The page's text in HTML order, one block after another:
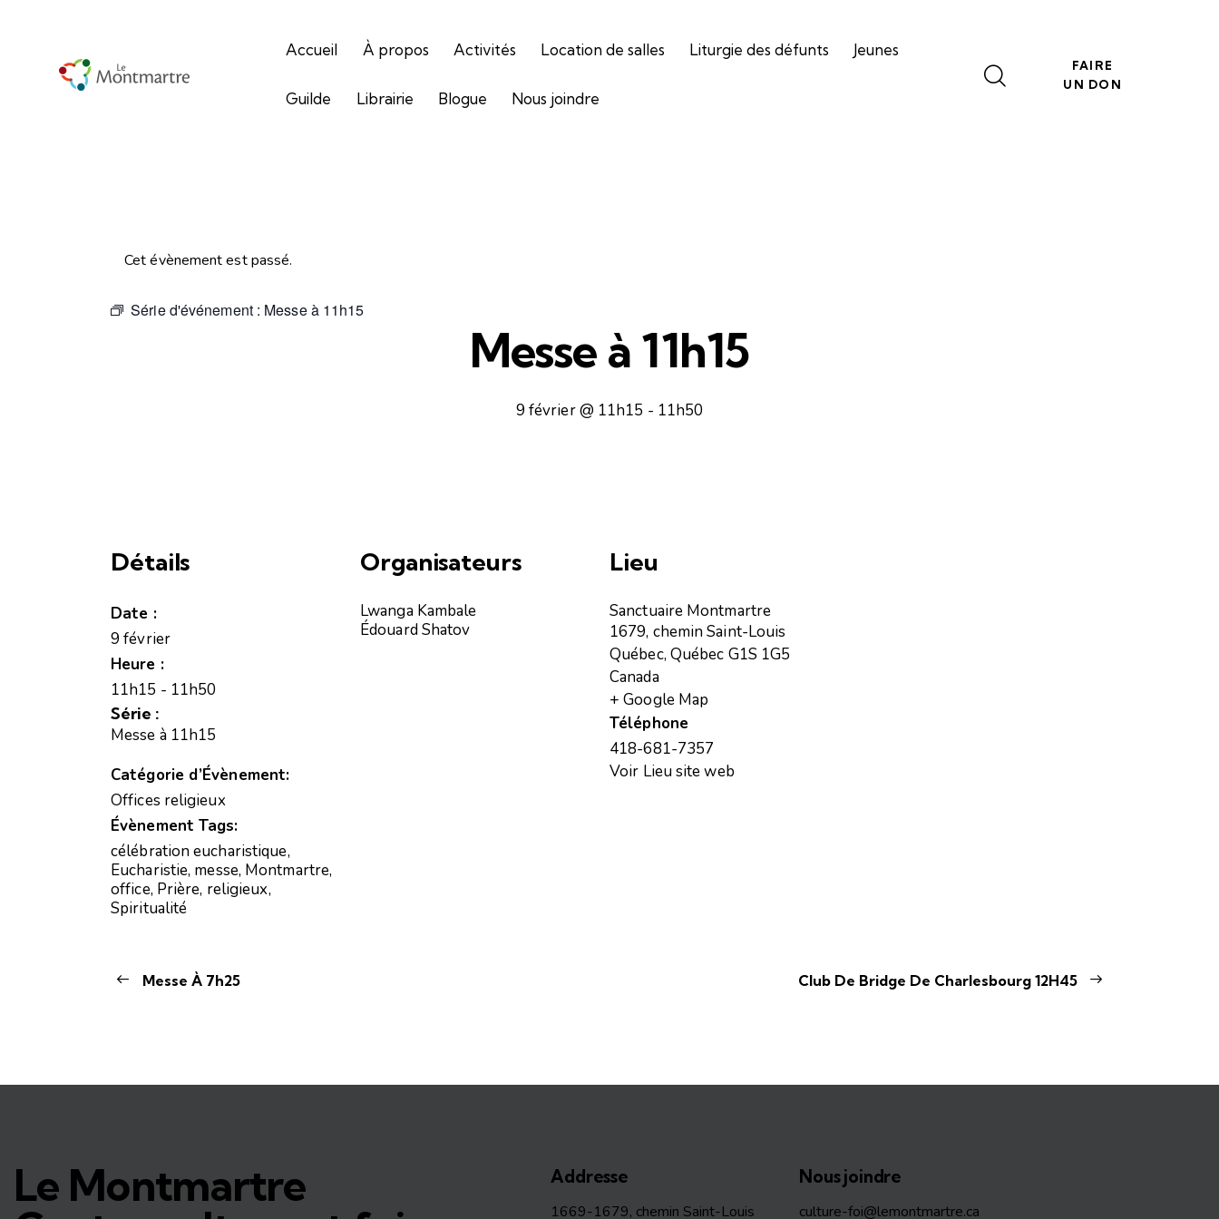
Accueil À propos Activités Location de salles Liturgie des défunts Jeunes
Guilde Librairie Blogue Nous joindre
FAIRE
UN DON
Cet évènement est passé.
Série d'événement : Messe à 11h15
Messe à 11h15
9 février @ 11h15 - 11h50
Détails
Date :
9 février
Heure :
11h15 - 11h50
Série :
Messe à 11h15
Catégorie d’Évènement:
Offices religieux
Évènement Tags:
célébration eucharistique,
Eucharistie, messe, Montmartre,
office, Prière, religieux,
Spiritualité
Organisateurs
Lwanga Kambale
Édouard Shatov
Lieu
Sanctuaire Montmartre
1679, chemin Saint-Louis
Québec, Québec G1S 1G5
Canada
+ Google Map
Téléphone
418-681-7357
Voir Lieu site web
Messe À 7h25 Club De Bridge De Charlesbourg 12H45
Le Montmartre
Addresse
1669-1679, chemin Saint-Louis
Nous joindre
culture-foi@lemontmartre.ca